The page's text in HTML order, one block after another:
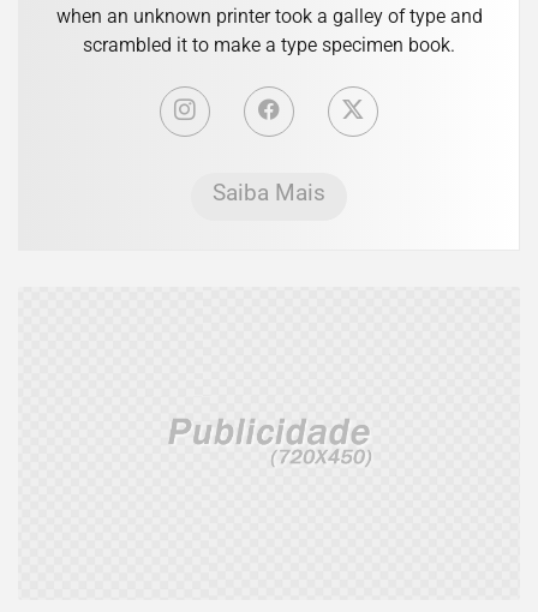
when an unknown printer took a galley of type and
scrambled it to make a type specimen book.
Saiba Mais